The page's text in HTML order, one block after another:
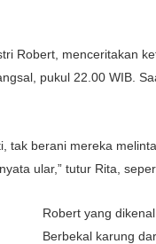
Robert, menceritakan
pukul 22.00 WIB.
tak berani mereka
ular,” tutur Rita,
Robert yang
Berbekal karung